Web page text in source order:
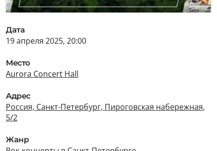
Дата
19 апреля 2025, 20:00
Место
Aurora Concert Hall
Адрес
Россия, Санкт-Петербург, Пироговская набережная,
5/2
Жанр